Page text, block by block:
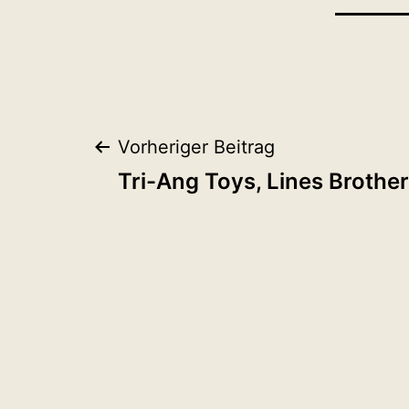
Vorheriger Beitrag
Tri-Ang Toys, Lines